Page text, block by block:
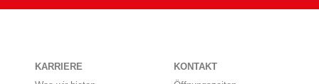
KARRIERE
KONTAKT